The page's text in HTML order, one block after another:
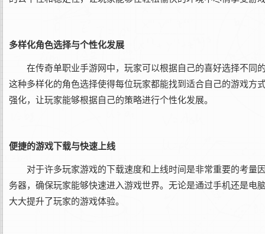
多样化角色选择与个性化发展
在传奇单职业手游网中，玩家可以根据自己的喜好选择不同
这种多样化的角色选择使得每位玩家都能找到适合自己的游戏方
强化，让玩家能够根据自己的策略进行个性化发展。
便捷的游戏下载与快速上线
对于许多玩家游戏的下载速度和上线时间是非常重要的考量
务器，确保玩家能够快速进入游戏世界。无论是通过手机还是电
大大提升了玩家的游戏体验。